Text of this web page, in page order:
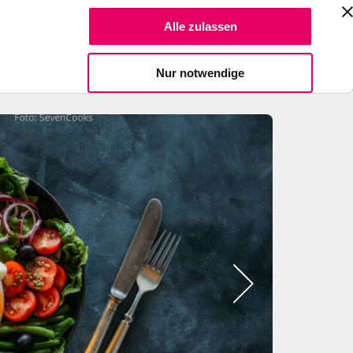
Alle zulassen
Nur notwendige
Spendiere einen Kaffee
Suche
Bild